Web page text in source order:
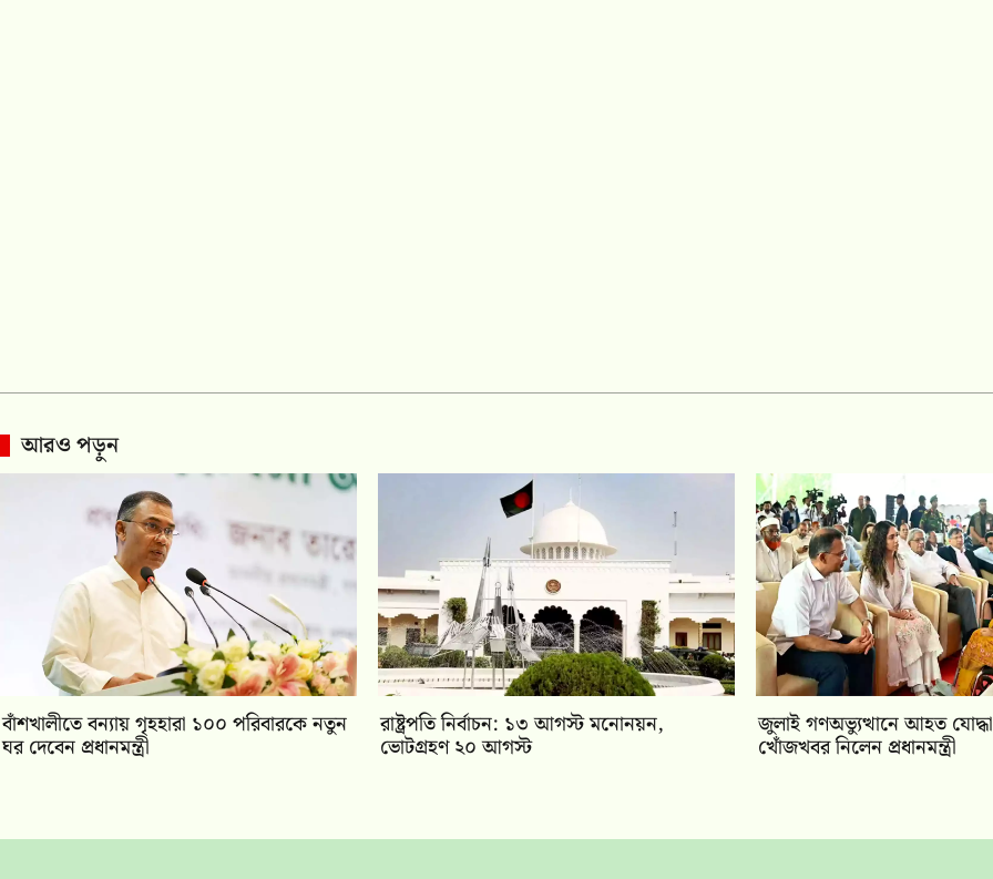
আরও পড়ুন
বাঁশখালীতে বন্যায় গৃহহারা ১০০ পরিবারকে নতুন
ঘর দেবেন প্রধানমন্ত্রী
রাষ্ট্রপতি নির্বাচন: ১৩ আগস্ট মনোনয়ন,
ভোটগ্রহণ ২০ আগস্ট
জুলাই গণঅভ্যুত্থানে আহত
খোঁজখবর নিলেন প্রধানমন্ত্রী